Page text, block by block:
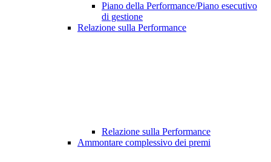
Piano della Performance/Piano esecutivo
di gestione
Relazione sulla Performance
Relazione sulla Performance
Ammontare complessivo dei premi